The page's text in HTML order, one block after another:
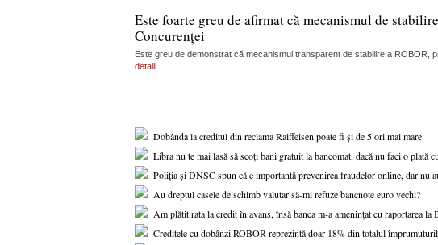
Este foarte greu de afirmat că mecanismul de
Concurenței
Este greu de demonstrat că mecanismul transparent de stabilire a ROBOR,
detalii
Dobânda la creditul din reclama Raiffeisen poate fi și de 5 ori mai mare
Libra nu te mai lasă să scoți bani gratuit la bancomat, dacă nu faci o plată
Poliția și DNSC spun că e importantă prevenirea fraudelor online, dar nu
Au dreptul casele de schimb valutar să-mi refuze bancnote euro vechi?
Am plătit rata la credit în avans, însă banca m-a amenințat cu raportarea
Creditele cu dobânzi ROBOR reprezintă doar 18% din totalul